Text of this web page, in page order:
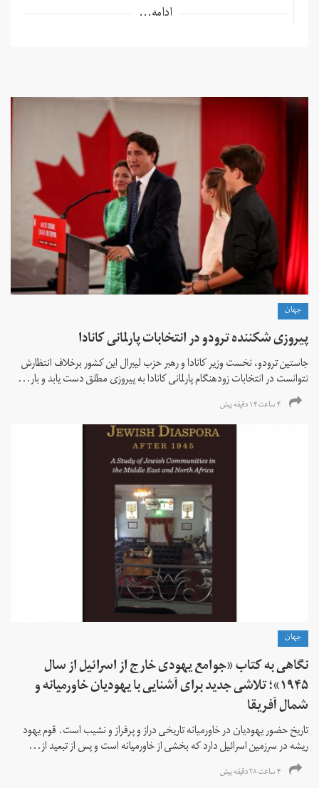
ادامه...
جهان
پیروزی شکننده ترودو در انتخابات پارلمانی کانادا
جاستین ترودو، نخست وزیر کانادا و رهبر حزب لیبرال این کشور برخلاف انتظارش
نتوانست در انتخابات زود‌هنگام پارلمانی کانادا به پیروزی مطلق دست یابد و بار...
۴ ساعت ۱۴ دقیقه پیش
جهان
نگاهی به کتاب «جوامع یهودی خارج از اسرائیل از سال
۱۹۴۵»؛ تلاشی جدید برای آشنایی با یهودیان خاورمیانه و
شمال آفریقا
تاریخ حضور یهودیان در خاورمیانه تاریخی دراز و پرفراز و نشیب است. قوم یهود
ریشه در سرزمین اسرائیل دارد که بخشی از خاورمیانه است و پس از تبعید از...
۴ ساعت ۲۸ دقیقه پیش